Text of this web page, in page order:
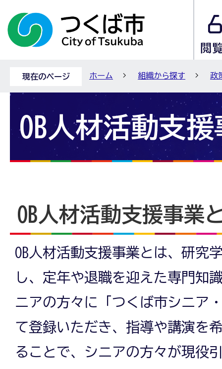
現在のページ ホーム 組織から探す 政
OB人材活動支
OB人材活動支援事業
OB人材活動支援事業とは、研究
し、定年や退職を迎えた専門知
ニアの方々に「つくば市シニア
て登録いただき、指導や講演を
ることで、シニアの方々が現役